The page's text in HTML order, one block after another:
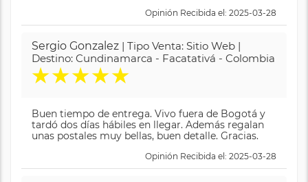
Opinión Recibida el: 2025-03-28
Sergio Gonzalez | Tipo Venta: Sitio Web |
Destino: Cundinamarca - Facatativá - Colombia
★★★★★
Buen tiempo de entrega. Vivo fuera de Bogotá y
tardó dos días hábiles en llegar. Además regalan
unas postales muy bellas, buen detalle. Gracias.
Opinión Recibida el: 2025-03-28